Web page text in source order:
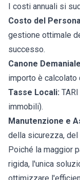
I costi annuali si
Costo del
gestione ottimale
successo.
Canone
importo è calcolato
Tasse Locali:
immobili).
Manutenzione e
della sicurezza,
Poiché la maggior
rigida, l'unica